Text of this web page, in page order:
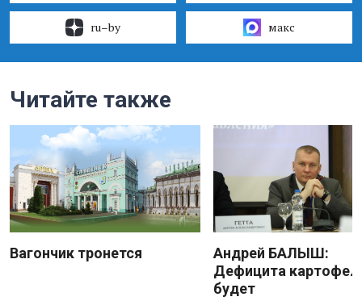
ru–by макс
Читайте также
Вагончик тронется
Андрей БАЛЫШ:
Дефицита
будет